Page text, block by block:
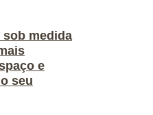
medida
e
seu